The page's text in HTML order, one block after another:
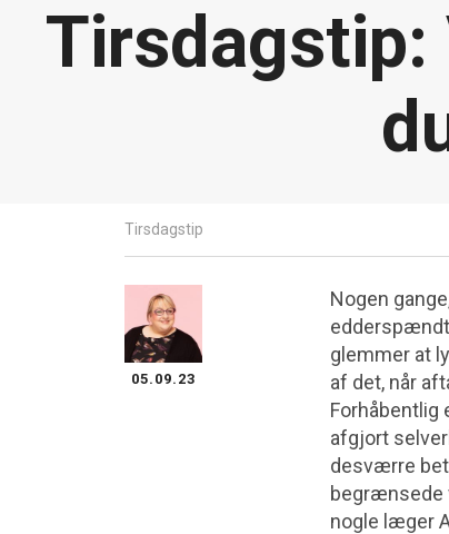
Tirsdagstip
05.09.23
Nogen
glemmer at
af det, når
Forhåbentlig
afgjort
desværre
begrænsede
nogle læger